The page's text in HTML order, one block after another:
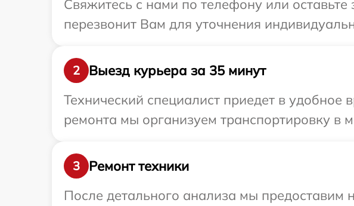
Свяжитесь с нами по телефону или
перезвонит Вам для уточнения
2
Выезд курьера за 35 минут
Технический специалист приедет в удобное
ремонта мы организуем транспортировку в
3
Ремонт техники
После детального анализа мы предоставим